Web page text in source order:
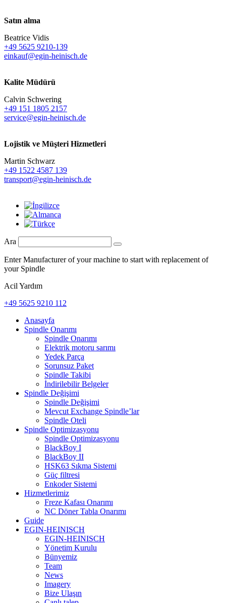
Satın alma
Beatrice Vidis
+49 5625 9210-139
einkauf@egin-heinisch.de
Kalite Müdürü
Calvin Schwering
+49 151 1805 2157
service@egin-heinisch.de
Lojistik ve Müşteri Hizmetleri
Martin Schwarz
+49 1522 4587 139
transport@egin-heinisch.de
Ara
Enter Manufacturer of your machine to start with replacement of
your Spindle
Acil Yardım
+49 5625 9210 112
Anasayfa
Spindle Onarımı
Spindle Onarımı
Elektrik motoru sarımı
Yedek Parça
Sorunsuz Paket
Spindle Takibi
İndirilebilir Belgeler
Spindle Değişimi
Spindle Değişimi
Mevcut Exchange Spindle’lar
Spindle Oteli
Spindle Optimizasyonu
Spindle Optimizasyonu
BlackBoy I
BlackBoy II
HSK63 Sıkma Sistemi
Güç filtresi
Enkoder Sistemi
Hizmetlerimiz
Freze Kafası Onarımı
NC Döner Tabla Onarımı
Guide
EGIN-HEINISCH
EGIN-HEINISCH
Yönetim Kurulu
Bünyemiz
Team
News
Imagery
Bize Ulaşın